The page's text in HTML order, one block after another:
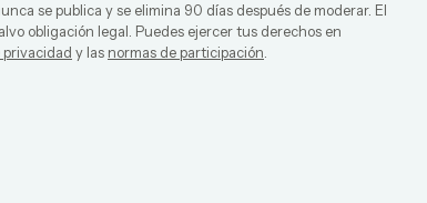
se publica y se elimina 90 días después de moderar. El
obligación legal. Puedes ejercer tus derechos en
y las normas de participación